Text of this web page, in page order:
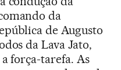
da
de Augusto
da Lava Jato,
força-tarefa. As